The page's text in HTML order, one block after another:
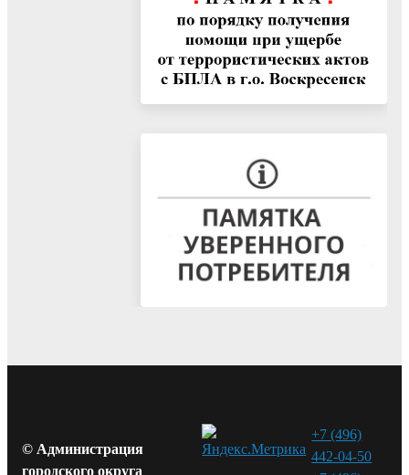
© Администрация
городского округа
+7 (496)
442-04-50